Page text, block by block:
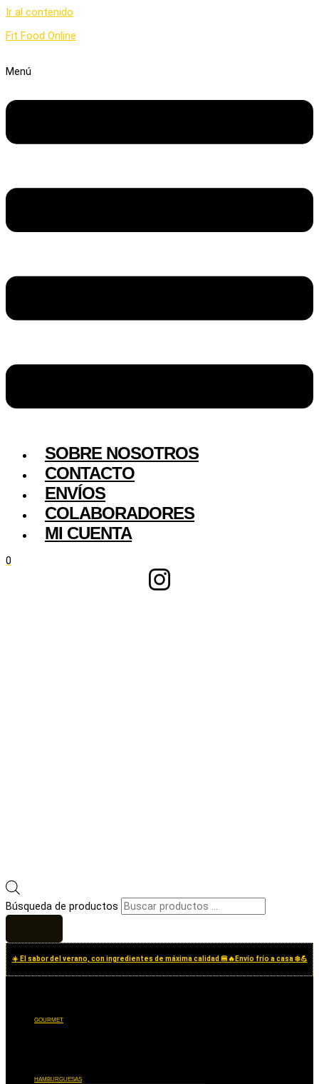
Ir al contenido
Fit Food Online
Menú
SOBRE NOSOTROS
CONTACTO
ENVÍOS
COLABORADORES
MI CUENTA
0
Búsqueda de productos
☀️ El sabor del verano, con ingredientes de máxima calidad 🍔🔥Envío frío a casa ❄️💪
GOURMET
HAMBURGUESAS